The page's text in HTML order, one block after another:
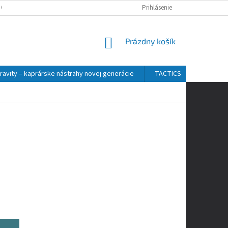
ÚDAJOV Prihlásenie
NÁKUPNÝ
Prázdny košík
– kaprárske nástrahy novej generácie TACTICS